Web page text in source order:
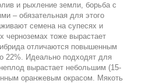
и рыхление земли, борьба с
– обязательная для этого
семена на супесях и
черноземах тоже вырастает
отличаются повышенным
22%. Идеально подходят для
вырастает небольшим (15-
оранжевым окрасом. Мякоть